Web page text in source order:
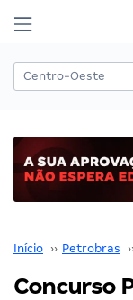
Início ›› Petrobras
Concurso